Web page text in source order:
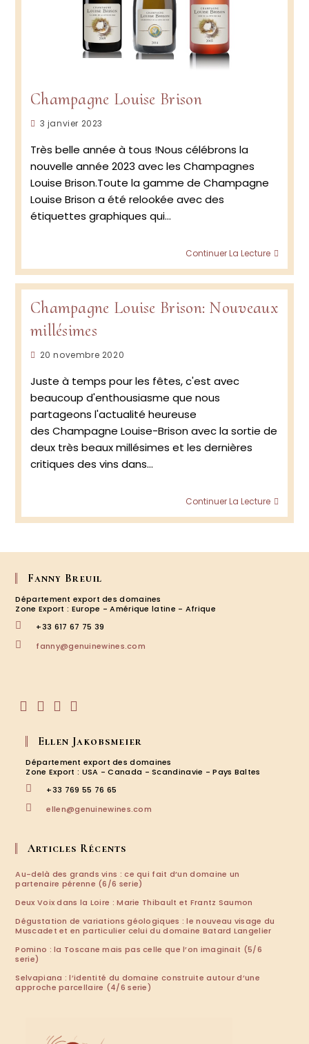
Champagne Louise Brison
Publication
3 janvier 2023
Très belle année à tous !Nous célébrons la
nouvelle année 2023 avec les Champagnes
Louise Brison.Toute la gamme de Champagne
Louise Brison a été relookée avec des
étiquettes graphiques qui…
Continuer La Lecture
Brison
Champagne Louise Brison: Nouveaux
millésimes
Publication
20 novembre 2020
Juste à temps pour les fêtes, c'est avec
beaucoup d'enthousiasme que nous
partageons l'actualité heureuse
des Champagne Louise-Brison avec la sortie de
deux très beaux millésimes et les dernières
critiques des vins dans…
Continuer La Lecture
Brison:
Fanny Breuil
Département export des domaines
Zone Export : Europe - Amérique latine - Afrique
+33 617 67 75 39
fanny@genuinewines.com
dans
un
nouvel
onglet
un
nouvel
onglet
un
nouvel
onglet
un
nouvel
onglet
Ellen Jakobsmeier
Département export des domaines
Zone Export : USA - Canada - Scandinavie - Pays Baltes
+33 769 55 76 65
ellen@genuinewines.com
Articles Récents
Au-delà des grands vins : ce qui fait d’un domaine un
partenaire pérenne (6/6 serie)
Deux Voix dans la Loire : Marie Thibault et Frantz Saumon
Dégustation de variations géologiques : le nouveau visage du
Muscadet et en particulier celui du domaine Batard Langelier
Pomino : la Toscane mais pas celle que l’on imaginait (5/6
serie)
Selvapiana : l’identité du domaine construite autour d’une
approche parcellaire (4/6 serie)